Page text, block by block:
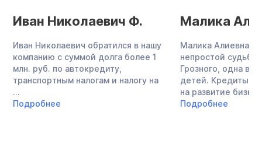
Иван Николаевич Ф.
Иван Николаевич обратился в нашу
компанию с суммой долга более 1
млн. руб. по автокредиту,
транспортным налогам и налогу на
...
Подробнее
Малика
Малика Алиевна
непростой
Грозного, одна
детей. Кредиты в
на развитие
Подробнее